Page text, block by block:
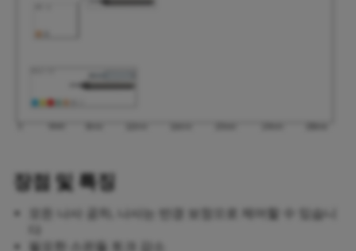
장점 및 특징
모든 나사 공차, 나사는 반경 보정으로 제어할 수 있습니
필요한 스핀들 토크 감소